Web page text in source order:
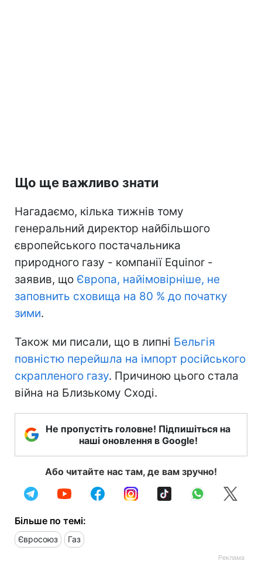
Що ще важливо знати
Нагадаємо, кілька тижнів тому
генеральний директор найбільшого
європейського постачальника
природного газу - компанії Equinor -
заявив, що Європа, найімовірніше, не
заповнить сховища на 80 % до початку
зими.
Також ми писали, що в липні Бельгія
повністю перейшла на імпорт російського
скрапленого газу. Причиною цього стала
війна на Близькому Сході.
Не пропустіть головне! Підпишіться на
наші оновлення в Google!
Або читайте нас там, де вам зручно!
Більше по темі:
Євросоюз Газ